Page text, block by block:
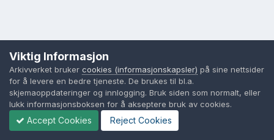
Viktig Informasjon
Arkivverket bruker cookies (informasjonskapsler) på sine nettsider
for å levere en bedre tjeneste. De brukes til bl.a.
skjemaoppdateringer og innlogging. Bruk siden som normalt, eller
lukk informasjonsboksen for å akseptere bruk av cookies.
Accept Cookies Reject Cookies